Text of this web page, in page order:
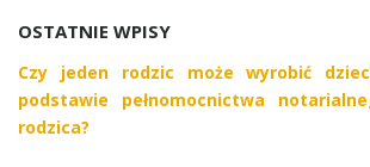
OSTATNIE WPISY
Czy jeden rodzic może wyrobić
podstawie pełnomocnictwa
rodzica?